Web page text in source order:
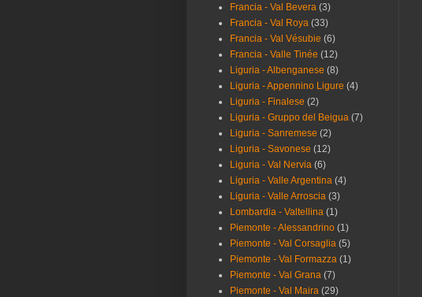
Francia - Val Bevera (3)
Francia - Val Roya (33)
Francia - Val Vésubie (6)
Francia - Valle Tinée (12)
Liguria - Albenganese (8)
Liguria - Appennino Ligure (4)
Liguria - Finalese (2)
Liguria - Gruppo del Beigua (7)
Liguria - Sanremese (2)
Liguria - Savonese (12)
Liguria - Val Nervia (6)
Liguria - Valle Argentina (4)
Liguria - Valle Arroscia (3)
Lombardia - Valtellina (1)
Piemonte - Alessandrino (1)
Piemonte - Val Corsaglia (5)
Piemonte - Val Formazza (1)
Piemonte - Val Grana (7)
Piemonte - Val Maira (29)